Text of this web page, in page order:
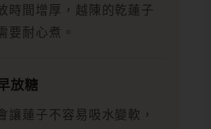
時間增厚，越陳的乾蓮子
要耐心煮。
放糖
讓蓮子不容易吸水變軟，